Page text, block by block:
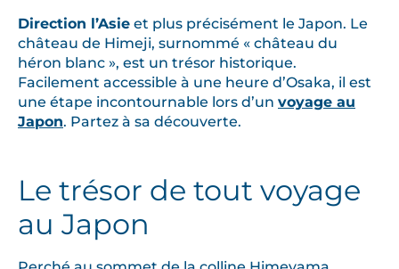
Direction l’Asie et plus précisément le Japon. Le
château de Himeji, surnommé « château du
héron blanc », est un trésor historique.
Facilement accessible à une heure d’Osaka, il est
une étape incontournable lors d’un voyage au
Japon. Partez à sa découverte.
Le trésor de tout voyage
au Japon